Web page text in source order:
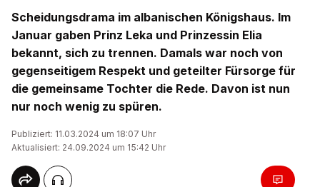
Scheidungsdrama im albanischen Königshaus. Im
Januar gaben Prinz Leka und Prinzessin Elia
bekannt, sich zu trennen. Damals war noch von
gegenseitigem Respekt und geteilter Fürsorge für
die gemeinsame Tochter die Rede. Davon ist nun
nur noch wenig zu spüren.
Publiziert: 11.03.2024 um 18:07 Uhr
Aktualisiert: 24.09.2024 um 15:42 Uhr